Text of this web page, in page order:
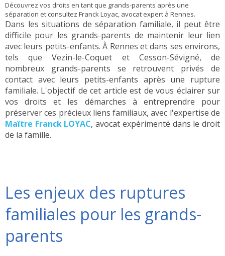
Découvrez vos droits en tant que grands-parents après une
séparation et consultez Franck Loyac, avocat expert à Rennes.
Dans les situations de séparation familiale, il peut être
difficile pour les grands-parents de maintenir leur lien
avec leurs petits-enfants. À Rennes et dans ses environs,
tels que Vezin-le-Coquet et Cesson-Sévigné, de
nombreux grands-parents se retrouvent privés de
contact avec leurs petits-enfants après une rupture
familiale. L'objectif de cet article est de vous éclairer sur
vos droits et les démarches à entreprendre pour
préserver ces précieux liens familiaux, avec l'expertise de
Maître Franck LOYAC, avocat expérimenté dans le droit
de la famille.
Les enjeux des ruptures
familiales pour les grands-
parents